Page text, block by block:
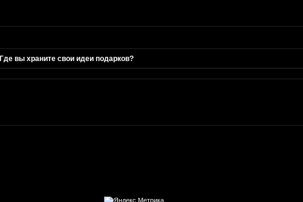
Где вы храните свои идеи подарков?